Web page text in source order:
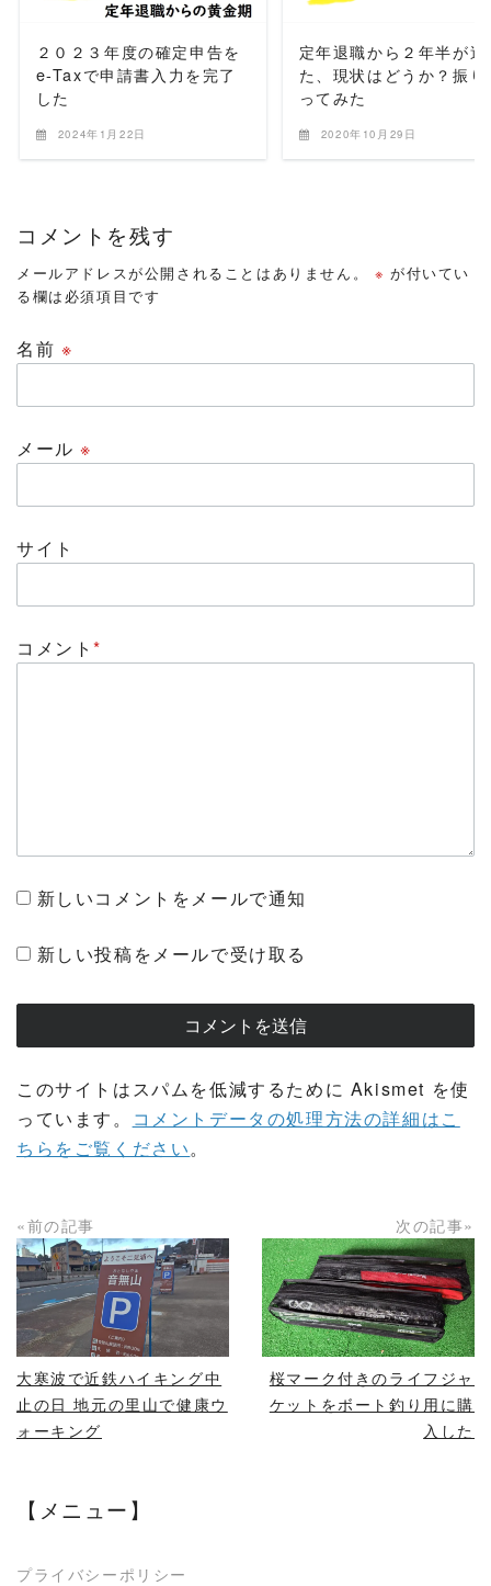
２０２３年度の確定申告を
e-Taxで申請書入力を完了
した
2024年1月22日
定年退職から２年半が過
た、現状はどうか？振り
ってみた
2020年10月29日
コメントを残す
メールアドレスが公開されることはありません。 ※ が付いてい
る欄は必須項目です
名前 ※
メール※
サイト
コメント*
新しいコメントをメールで通知
新しい投稿をメールで受け取る
このサイトはスパムを低減するために Akismet を使
っています。
コメントデータの処理方法の詳細はこ
ちらをご覧ください。
«前の記事
READ MORE
大寒波で近鉄ハイキング中
止の日 地元の里山で健康ウ
ォーキング
次の記事»
READ MORE
桜マーク付きのライフジャ
ケットをボート釣り用に購
入した
【メニュー】
プライバシーポリシー